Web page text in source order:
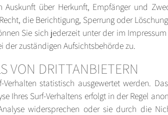
über Herkunft, Empfänger und
die Berichtigung, Sperrung oder
Sie sich jederzeit unter der im
der zuständigen Aufsichtsbehörde zu.
VON DRITTANBIETERN
Verhalten statistisch ausgewertet werden.
Ihres Surf-Verhaltens erfolgt in der Regel
widersprechen oder sie durch die